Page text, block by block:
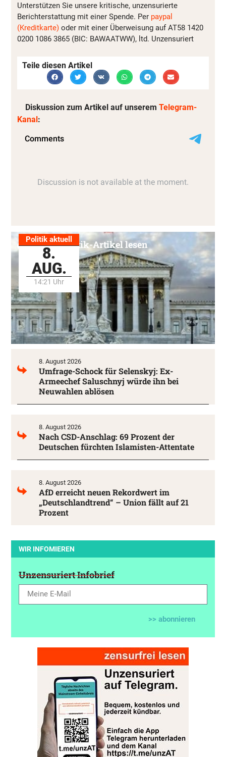
Unterstützen Sie unsere kritische, unzensurierte
Berichterstattung mit einer Spende. Per paypal
(Kreditkarte) oder mit einer Überweisung auf AT58 1420
0200 1086 3865 (BIC: BAWAATWW), ltd. Unzensuriert
Teile diesen Artikel
Diskussion zum Artikel auf unserem Telegram-
Kanal:
Politik aktuell
8.
AUG.
14:21 Uhr
Alle Politik-Artikel lesen
8. August 2026
Umfrage-Schock für Selenskyj: Ex-
Armeechef Saluschnyj würde ihn bei
Neuwahlen ablösen
8. August 2026
Nach CSD-Anschlag: 69 Prozent der
Deutschen fürchten Islamisten-Attentate
8. August 2026
AfD erreicht neuen Rekordwert im
„Deutschlandtrend“ – Union fällt auf 21
Prozent
WIR INFOMIEREN
Unzensuriert Infobrief
>> abonnieren